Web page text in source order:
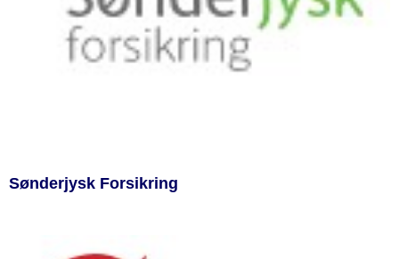
Sønderjysk Forsikring